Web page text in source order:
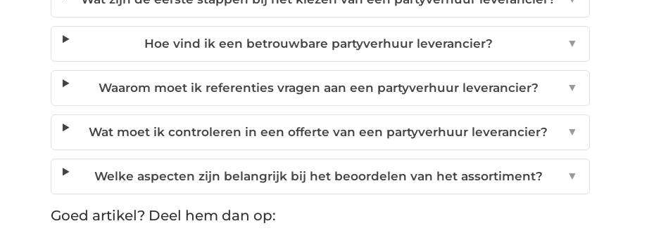
Hoe vind ik een betrouwbare partyverhuur leverancier? ▼
Waarom moet ik referenties vragen aan een partyverhuur leverancier? ▼
Wat moet ik controleren in een offerte van een partyverhuur leverancier? ▼
Welke aspecten zijn belangrijk bij het beoordelen van het assortiment? ▼
Goed artikel? Deel hem dan op: